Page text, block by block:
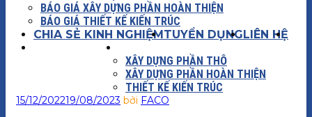
BÁO GIÁ XÂY DỰNG PHẦN HOÀN THIỆN
BÁO GIÁ THIẾT KẾ KIẾN TRÚC
CHIA SẺ KINH NGHIỆMTUYỂN DỤNGLIÊN HỆ
XÂY DỰNG PHẦN THÔ
XÂY DỰNG PHẦN HOÀN THIỆN
THIẾT KẾ KIẾN TRÚC
15/12/202219/08/2023 bởi FACO